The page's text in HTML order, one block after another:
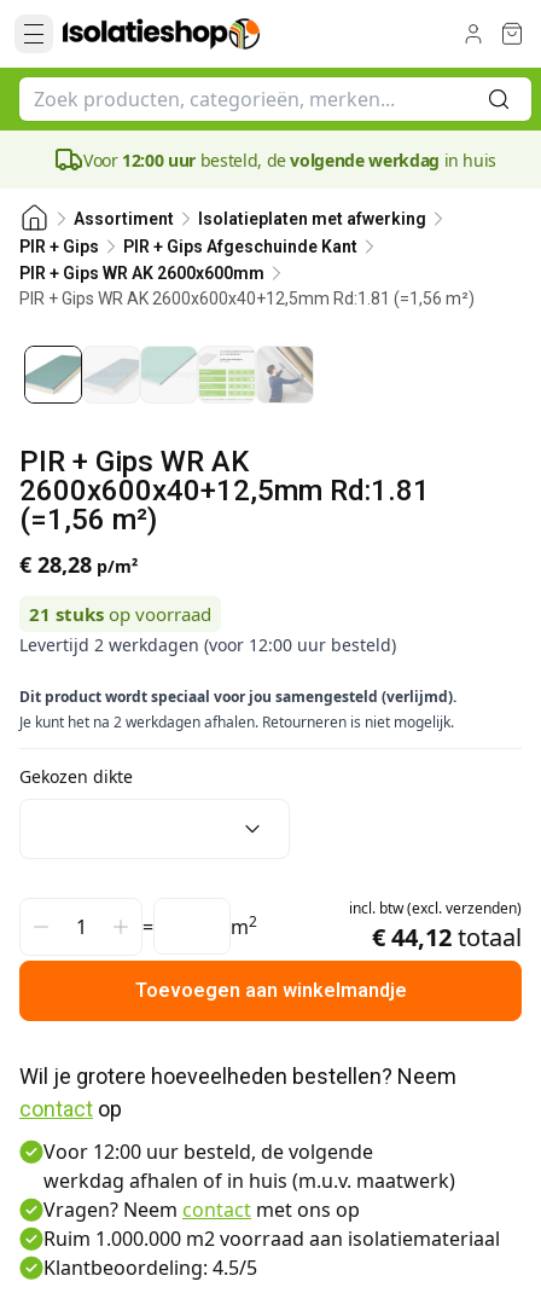
Voor 12:00 uur besteld, devolgende werkdag in huis
Assortiment
Isolatieplaten met afwerking
PIR + Gips
PIR + Gips Afgeschuinde Kant
PIR + Gips WR AK 2600x600mm
PIR + Gips WR AK 2600x600x40+12,5mm Rd:1.81 (=1,56 m²)
40 mm
PIR + Gips WR AK
2600x600x40+12,5mm Rd:1.81
(=1,56 m²)
€ 28,28 p/m²
21 stuks op voorraad
Levertijd 2 werkdagen (voor 12:00 uur besteld)
Dit product wordt speciaal voor jou samengesteld (verlijmd).
Je kunt het na 2 werkdagen afhalen. Retourneren is niet mogelijk.
Gekozen dikte
= m2
incl. btw(excl.verzenden)
€ 44,12totaal
Toevoegen aan winkelmandje
contact op
Voor 12:00 uur besteld, de volgende
werkdag afhalen of in huis (m.u.v. maatwerk)
Vragen? Neem contact met ons op
Ruim 1.000.000 m2 voorraad aan isolatiemateriaal
Klantbeoordeling: 4.5/5